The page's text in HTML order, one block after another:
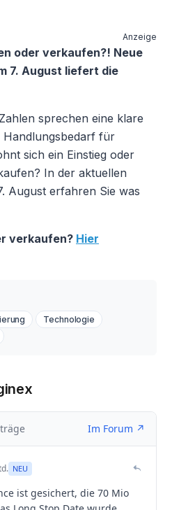
Anzeige
oder verkaufen?! Neue
7. August liefert die
sprechen eine klare
Handlungsbedarf für
sich ein Einstieg oder
In der aktuellen
August erfahren Sie was
verkaufen? Hier
Technologie